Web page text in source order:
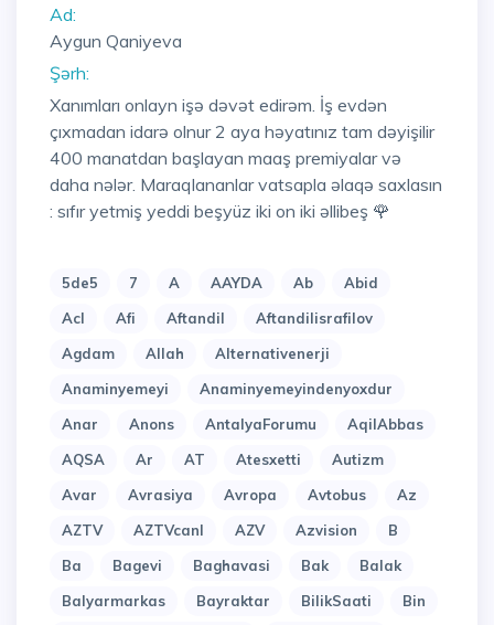
Ad:
Aygun Qaniyeva
Şərh:
Xanımları onlayn işə dəvət edirəm. İş evdən
çıxmadan idarə olnur 2 aya həyatınız tam dəyişilir
400 manatdan başlayan maaş premiyalar və
daha nələr. Maraqlananlar vatsapla əlaqə saxlasın
: sıfır yetmiş yeddi beşyüz iki on iki əllibeş 🌹
5de5 7 A AAYDA Ab
Abid
Acl
Afi Aftandil
Aftandilisrafilov
Agdam
Allah
Alternativenerji
Anaminyemeyi
Anaminyemeyindenyoxdur
Anar
Anons AntalyaForumu
AqilAbbas
AQSA
Ar AT Atesxetti
Autizm
Avar
Avrasiya Avropa Avtobus
Az
AZTV
AZTVcanl AZV Azvision
B
Ba
Bagevi Baghavasi Bak
Balak
Balyarmarkas
Bayraktar BilikSaati
Bin